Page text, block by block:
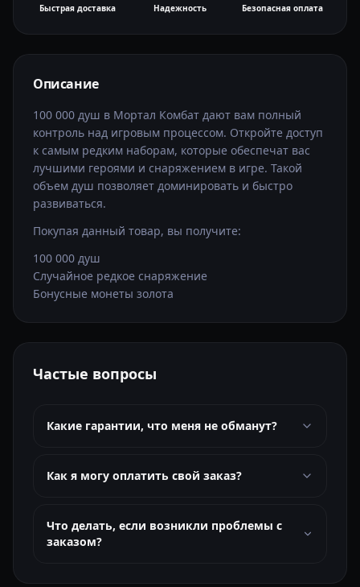
Быстрая доставка Надежность Безопасная оплата
Описание
100 000 душ в Мортал Комбат дают вам полный
контроль над игровым процессом. Откройте доступ
к самым редким наборам, которые обеспечат вас
лучшими героями и снаряжением в игре. Такой
объем душ позволяет доминировать и быстро
развиваться.
Покупая данный товар, вы получите:
100 000 душ
Случайное редкое снаряжение
Бонусные монеты золота
Частые вопросы
Какие гарантии, что меня не обманут?
Как я могу оплатить свой заказ?
Что делать, если возникли проблемы с
заказом?